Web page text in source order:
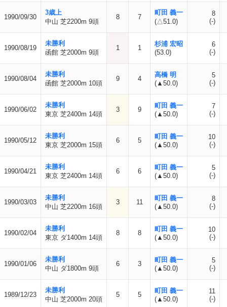
1990/09/30
3歳上
中山 芝2200m 9頭
8 7
町田 義一
(△51.0)
8
(-)
1990/08/19
未勝利
函館 芝2000m 9頭
1 1
杉浦 宏昭
(53.0)
6
(-)
1990/08/04
未勝利
函館 芝2000m 10頭
9 4
高橋 明
(▲50.0)
5
(-)
1990/06/02
未勝利
東京 芝2400m 14頭
3 9
町田 義一
(▲50.0)
7
(-)
1990/05/12
未勝利
東京 芝2000m 15頭
6 5
町田 義一
(▲50.0)
10
(-)
1990/04/21
未勝利
東京 芝2400m 14頭
6 6
町田 義一
(▲50.0)
5
(-)
1990/03/03
未勝利
中山 芝2200m 16頭
3 11
町田 義一
(▲50.0)
8
(-)
1990/02/04
未勝利
東京 ダ1400m 14頭
8 8
町田 義一
(▲50.0)
10
(-)
1990/01/06
未勝利
中山 ダ1800m 9頭
6 3
町田 義一
(▲50.0)
5
(-)
1989/12/23
未勝利
中山 芝2000m 20頭
5 5
町田 義一
(▲50.0)
11
(-)